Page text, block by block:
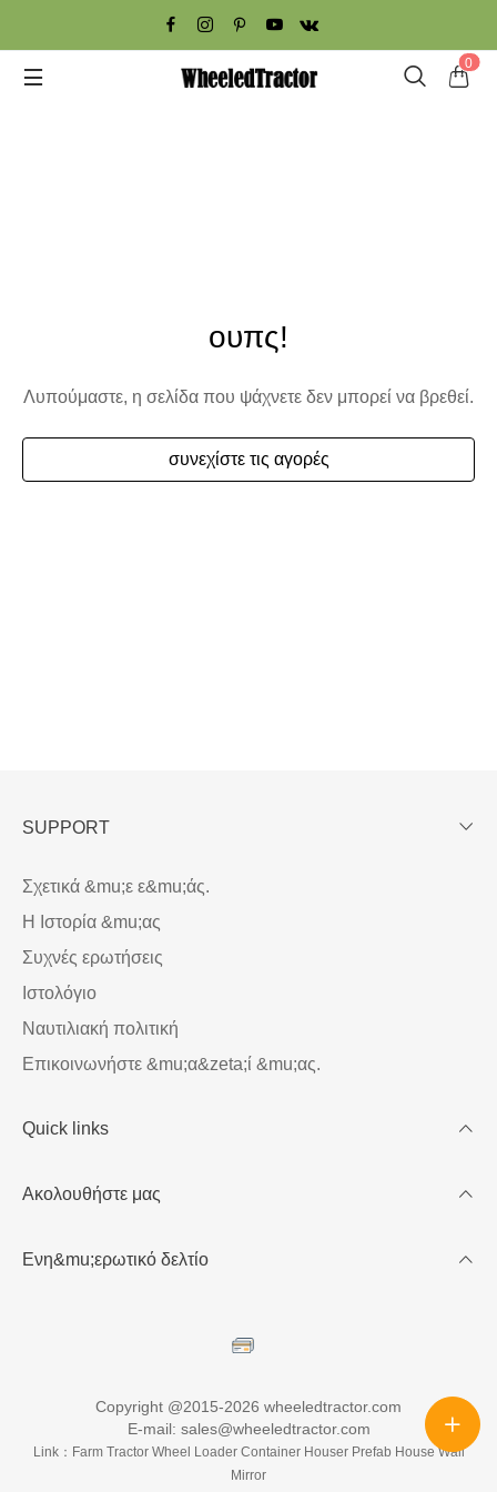
0
ουπς!
Λυπούμαστε, η σελίδα που ψάχνετε δεν μπορεί να βρεθεί.
συνεχίστε τις αγορές
SUPPORT
Σχετικά &mu;ε ε&mu;άς.
Η Ιστορία &mu;ας
Συχνές ερωτήσεις
Ιστολόγιο
Ναυτιλιακή πολιτική
Επικοινωνήστε &mu;α&zeta;ί &mu;ας.
Quick links
Λογαριασ&mu;ός &mu;ου
Πώς να Παραγγείλετε;
Ακολουθήστε μας
Ενη&mu;ερωτικό δελτίο
προϊόντα, μοιράστε λεπτομέρειες σχετικά με τη
Copyright @2015-2026 wheeledtractor.com
E-mail: sales@wheeledtractor.com
Link： Farm Tractor Wheel Loader Container Houser Prefab House Wall
Mirror